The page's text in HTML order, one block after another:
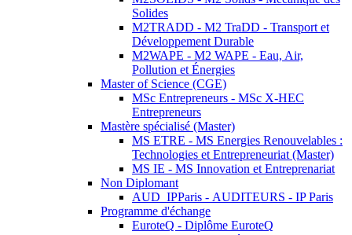
Solides
M2TRADD - M2 TraDD - Transport et
Développement Durable
M2WAPE - M2 WAPE - Eau, Air,
Pollution et Énergies
Master of Science (CGE)
MSc Entrepreneurs - MSc X-HEC
Entrepreneurs
Mastère spécialisé (Master)
MS ETRE - MS Energies Renouvelables :
Technologies et Entrepreneuriat (Master)
MS IE - MS Innovation et Entreprenariat
Non Diplomant
AUD_IPParis - AUDITEURS - IP Paris
Programme d'échange
EuroteQ - Diplôme EuroteQ